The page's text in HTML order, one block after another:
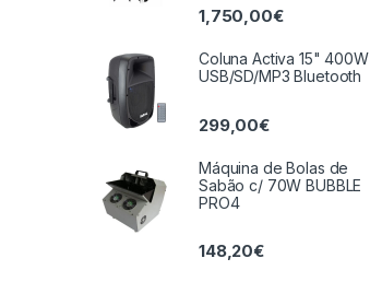
1,750,00€
Coluna Activa 15" 400W
USB/SD/MP3 Bluetooth
299,00€
Máquina de Bolas de
Sabão c/ 70W BUBBLE
PRO4
148,20€